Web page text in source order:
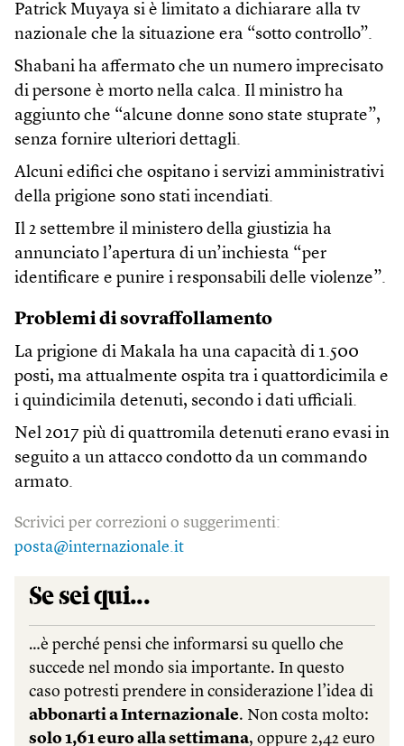
Patrick Muyaya si è limitato a dichiarare alla tv
nazionale che la situazione era “sotto controllo”.
Shabani ha affermato che un numero imprecisato
di persone è morto nella calca. Il ministro ha
aggiunto che “alcune donne sono state stuprate”,
senza fornire ulteriori dettagli.
Alcuni edifici che ospitano i servizi amministrativi
della prigione sono stati incendiati.
Il 2 settembre il ministero della giustizia ha
annunciato l’apertura di un’inchiesta “per
identificare e punire i responsabili delle violenze”.
Problemi di sovraffollamento
La prigione di Makala ha una capacità di 1.500
posti, ma attualmente ospita tra i quattordicimila e
i quindicimila detenuti, secondo i dati ufficiali.
Nel 2017 più di quattromila detenuti erano evasi in
seguito a un attacco condotto da un commando
armato.
Scrivici per correzioni o suggerimenti:
posta@internazionale.it